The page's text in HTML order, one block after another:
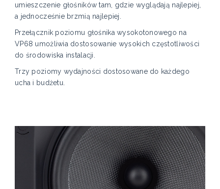
umieszczenie głośników tam, gdzie wyglądają najlepiej,
a jednocześnie brzmią najlepiej.
Przełącznik poziomu głośnika wysokotonowego na
VP68 umożliwia dostosowanie wysokich częstotliwości
do środowiska instalacji.
Trzy poziomy wydajności dostosowane do każdego
ucha i budżetu.